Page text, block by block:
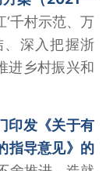
‘千村示范、万
、深入把握浙
进乡村振兴和
印发《关于有
指导意见》的